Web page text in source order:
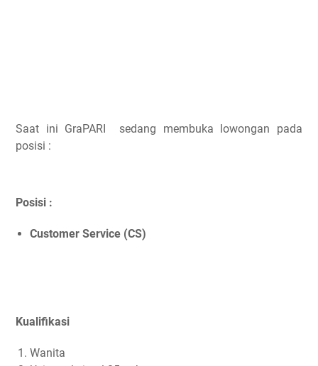
Saat ini GraPARI sedang membuka lowongan pada
posisi :
Posisi :
Customer Service (CS)
Kualifikasi
Wanita